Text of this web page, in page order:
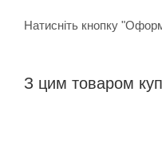
Натисніть кнопку
З цим товаром